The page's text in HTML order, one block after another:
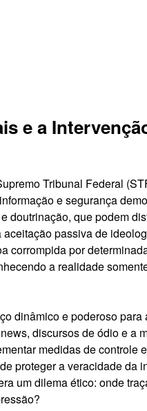
e a
Tribunal Federal
e segurança
doutrinação, que podem
passiva de
corrompida por
a realidade
dinâmico e poderoso
discursos de ódio e a
medidas de controle
proteger a veracidade da
um dilema ético: onde